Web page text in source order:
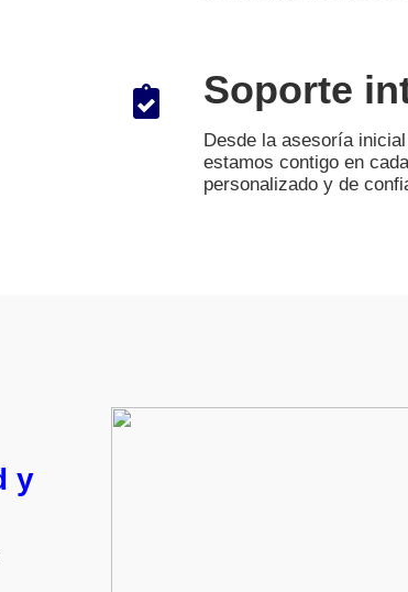
Soporte
Desde la asesoría
estamos contigo en
personalizado y de
y